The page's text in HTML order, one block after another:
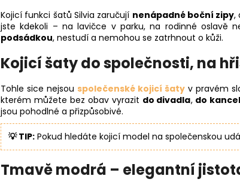
Kojicí funkci šatů Silvia zaručují nenápadné boční zipy,
jste kdekoli – na lavičce v parku, na rodinné oslavě
podsádkou, nestudí a nemohou se zatrhnout o kůži.
Kojicí šaty do společnosti, na
Tohle sice nejsou společenské kojicí šatyv pravém
kterém můžete bez obav vyrazit do divadla, do
jsou pohodlné a přizpůsobivé.
💡 TIP: Pokud hledáte kojicí model na společenskou
Tmavě modrá – elegantní